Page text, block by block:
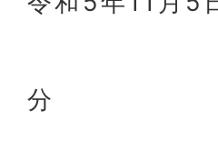
●開
分